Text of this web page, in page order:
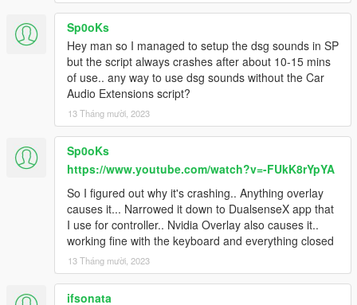
Sp0oKs
Hey man so I managed to setup the dsg sounds in SP
but the script always crashes after about 10-15 mins
of use.. any way to use dsg sounds without the Car
Audio Extensions script?
13 Tháng mười, 2023
Sp0oKs
https://www.youtube.com/watch?v=-FUkK8rYpYA
So I figured out why it's crashing.. Anything overlay
causes it... Narrowed it down to DualsenseX app that
I use for controller.. Nvidia Overlay also causes it..
working fine with the keyboard and everything closed
13 Tháng mười, 2023
ifsonata